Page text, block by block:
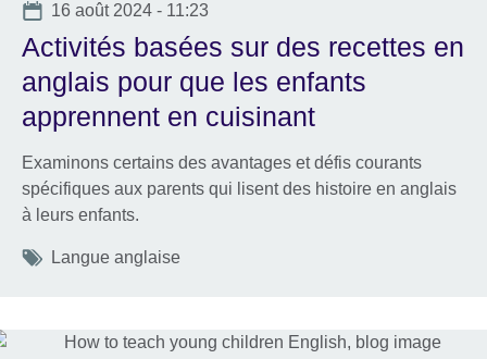
Date
16 août 2024 - 11:23
Activités basées sur des recettes en
anglais pour que les enfants
apprennent en cuisinant
Examinons certains des avantages et défis courants
spécifiques aux parents qui lisent des histoire en anglais
à leurs enfants.
Tags
Langue anglaise